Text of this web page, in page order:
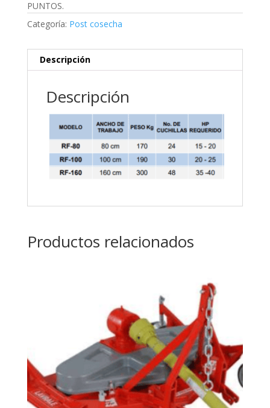
PUNTOS.
Categoría: Post cosecha
Descripción
Descripción
Productos relacionados